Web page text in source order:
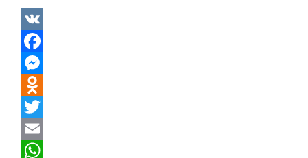
VK
Facebook
Messenger
Odnoklassniki
Twitter
Email